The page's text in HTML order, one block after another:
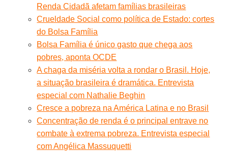
Renda Cidadã afetam famílias brasileiras
Crueldade Social como política de Estado: cortes
do Bolsa Família
Bolsa Família é único gasto que chega aos
pobres, aponta OCDE
A chaga da miséria volta a rondar o Brasil. Hoje,
a situação brasileira é dramática. Entrevista
especial com Nathalie Beghin
Cresce a pobreza na América Latina e no Brasil
Concentração de renda é o principal entrave no
combate à extrema pobreza. Entrevista especial
com Angélica Massuquetti